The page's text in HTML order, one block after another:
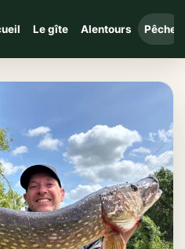
Le gîte Alentours Pêche